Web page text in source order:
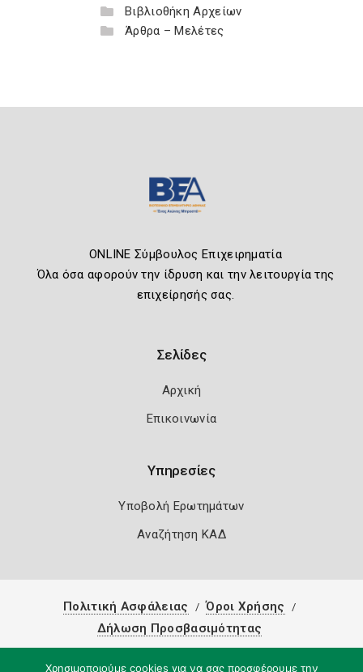
Βιβλιοθήκη Αρχείων
Άρθρα – Μελέτες
ONLINE Σύμβουλος Επιχειρηματία
Όλα όσα αφορούν την ίδρυση και την λειτουργία της
επιχείρησής σας.
Σελίδες
Αρχική
Επικοινωνία
Υπηρεσίες
Υποβολή Ερωτημάτων
Αναζήτηση ΚΑΔ
Πολιτική Ασφάλειας
Όροι Χρήσης
Δήλωση Προσβασιμότητας
Χρησιμοποιούμε cookies για να σας προσφέρουμε την